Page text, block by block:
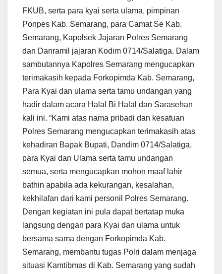
FKUB, serta para kyai serta ulama, pimpinan
Ponpes Kab. Semarang, para Camat Se Kab.
Semarang, Kapolsek Jajaran Polres Semarang
dan Danramil jajaran Kodim 0714/Salatiga. Dalam
sambutannya Kapolres Semarang mengucapkan
terimakasih kepada Forkopimda Kab. Semarang,
Para Kyai dan ulama serta tamu undangan yang
hadir dalam acara Halal Bi Halal dan Sarasehan
kali ini. “Kami atas nama pribadi dan kesatuan
Polres Semarang mengucapkan terimakasih atas
kehadiran Bapak Bupati, Dandim 0714/Salatiga,
para Kyai dan Ulama serta tamu undangan
semua, serta mengucapkan mohon maaf lahir
bathin apabila ada kekurangan, kesalahan,
kekhilafan dari kami personil Polres Semarang.
Dengan kegiatan ini pula dapat bertatap muka
langsung dengan para Kyai dan ulama untuk
bersama sama dengan Forkopimda Kab.
Semarang, membantu tugas Polri dalam menjaga
situasi Kamtibmas di Kab. Semarang yang sudah